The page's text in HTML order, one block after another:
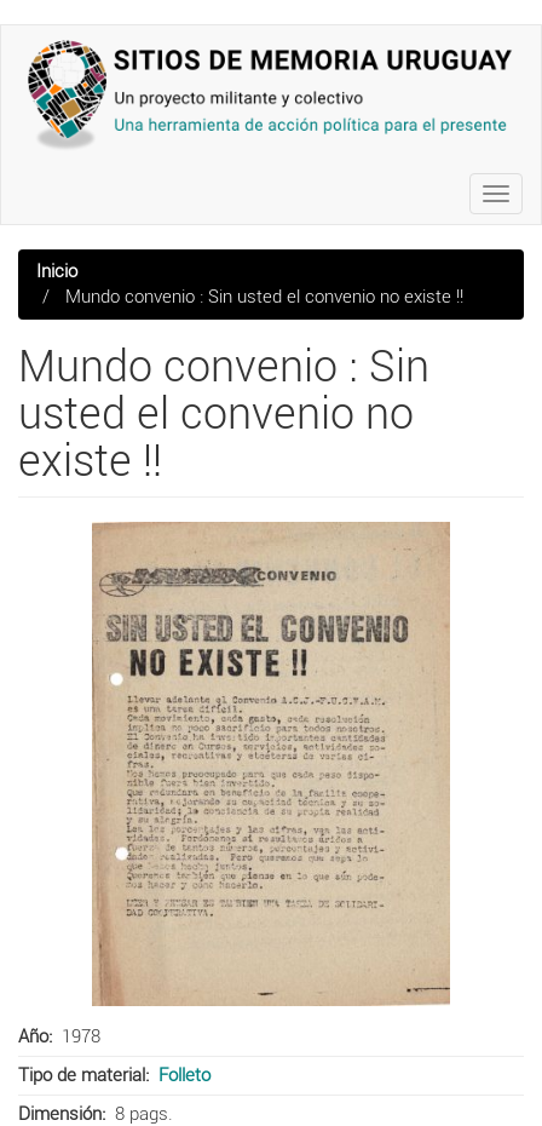
contenido
principal
Inicio
Mundo convenio : Sin usted el convenio no existe !!
Mundo convenio : Sin
usted el convenio no
existe !!
Año
1978
Tipo de material
Folleto
Dimensión
8 pags.